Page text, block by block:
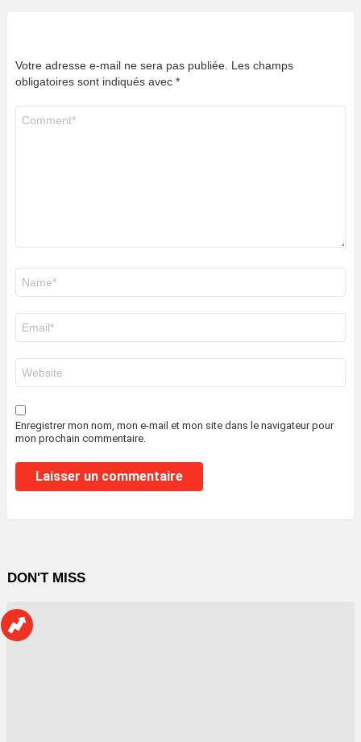
Votre adresse e-mail ne sera pas publiée. Les champs
obligatoires sont indiqués avec *
mail
*
web
Enregistrer mon nom, mon e-mail et mon site dans le navigateur pour
mon prochain commentaire.
DON'T MISS